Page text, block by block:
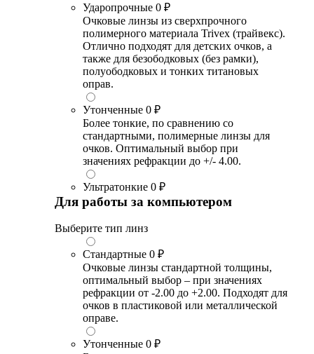
Ударопрочные 0 ₽
Очковые линзы из сверхпрочного
полимерного материала Trivex (трайвекс).
Отлично подходят для детских очков, а
также для безободковых (без рамки),
полуободковых и тонких титановых
оправ.
Утонченные 0 ₽
Более тонкие, по сравнению со
стандартными, полимерные линзы для
очков. Оптимальный выбор при
значениях рефракции до +/- 4.00.
Ультратонкие 0 ₽
Для работы за компьютером
Выберите тип линз
Стандартные 0 ₽
Очковые линзы стандартной толщины,
оптимальный выбор – при значениях
рефракции от -2.00 до +2.00. Подходят для
очков в пластиковой или металлической
оправе.
Утонченные 0 ₽